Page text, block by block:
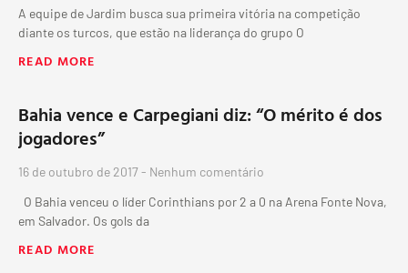
A equipe de Jardim busca sua primeira vitória na competição
diante os turcos, que estão na liderança do grupo O
READ MORE
Bahia vence e Carpegiani diz: “O mérito é dos
jogadores”
16 de outubro de 2017
Nenhum comentário
O Bahia venceu o líder Corinthians por 2 a 0 na Arena Fonte Nova,
em Salvador. Os gols da
READ MORE